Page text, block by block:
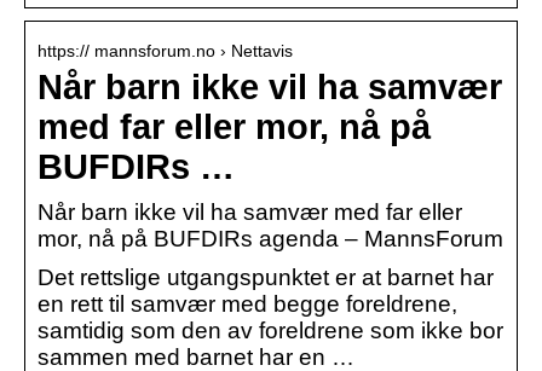
https:// mannsforum.no › Nettavis
Når barn ikke vil ha samvær
med far eller mor, nå på
BUFDIRs …
Når barn ikke vil ha samvær med far eller
mor, nå på BUFDIRs agenda – MannsForum
Det rettslige utgangspunktet er at barnet har
en rett til samvær med begge foreldrene,
samtidig som den av foreldrene som ikke bor
sammen med barnet har en …